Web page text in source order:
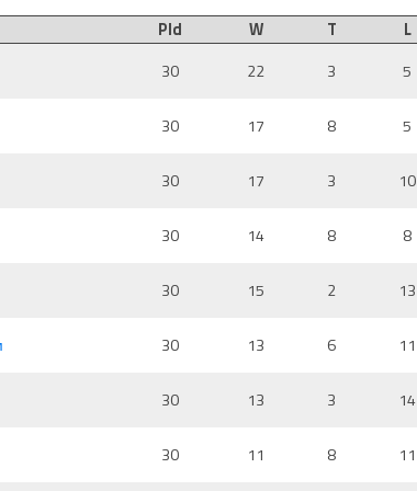
Pld W T L
30
22 3 5
30 17 8 5
30 17 3 10
30 14 8 8
30 15 2 13
30 13 6 11
30 13 3 14
30 11 8 11